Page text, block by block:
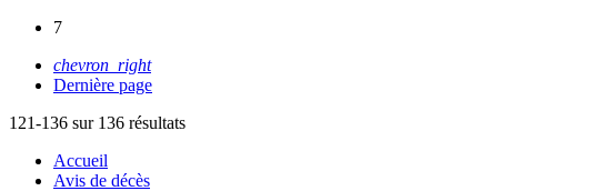
7
chevron_right
Dernière page
121-136 sur 136 résultats
Accueil
Avis de décès